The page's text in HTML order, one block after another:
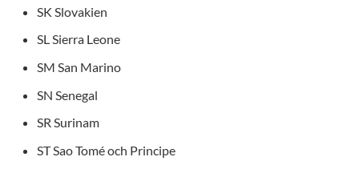
SK Slovakien
SL Sierra Leone
SM San Marino
SN Senegal
SR Surinam
ST Sao Tomé och Principe